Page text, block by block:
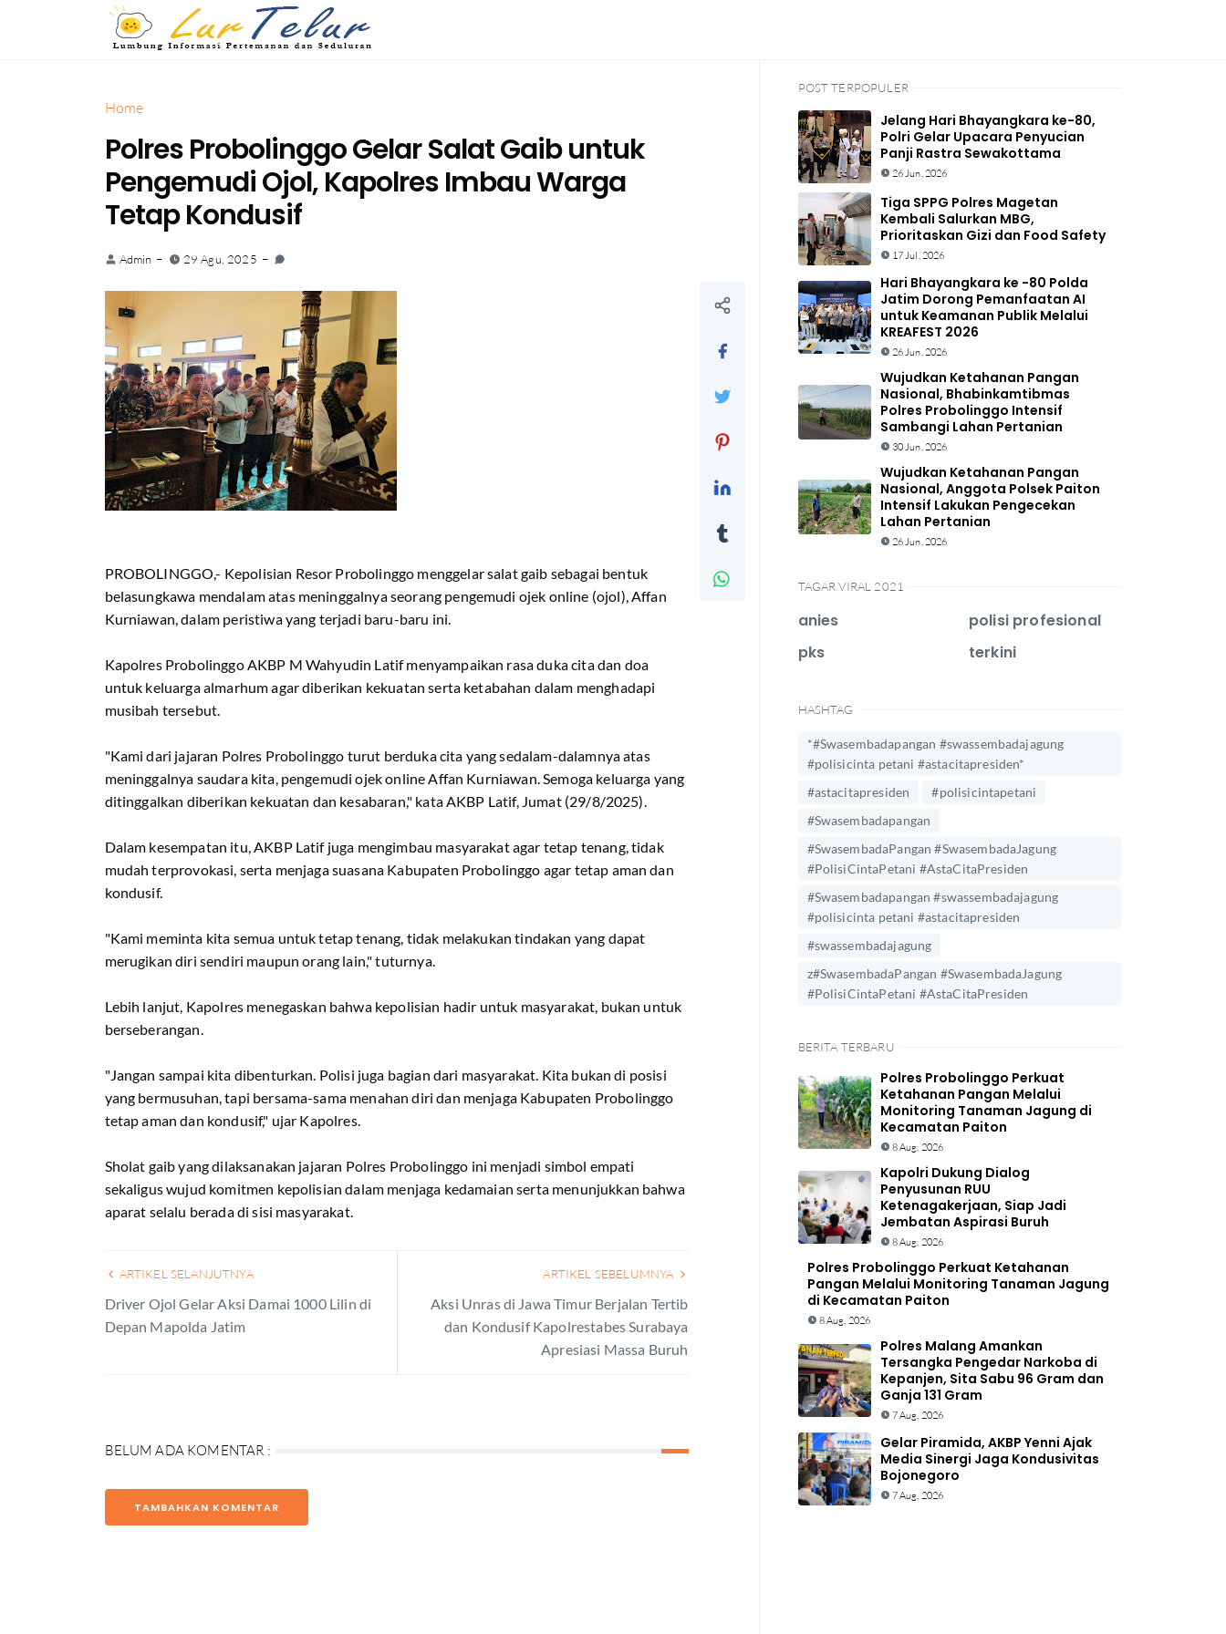
Home
Polres Probolinggo Gelar Salat Gaib untuk
Pengemudi Ojol, Kapolres Imbau Warga
Tetap Kondusif
Admin 29 Agu, 2025
PROBOLINGGO,- Kepolisian Resor Probolinggo menggelar salat gaib sebagai bentuk
belasungkawa mendalam atas meninggalnya seorang pengemudi ojek online (ojol), Affan
Kurniawan, dalam peristiwa yang terjadi baru-baru ini.
Kapolres Probolinggo AKBP M Wahyudin Latif menyampaikan rasa duka cita dan doa
untuk keluarga almarhum agar diberikan kekuatan serta ketabahan dalam menghadapi
musibah tersebut.
"Kami dari jajaran Polres Probolinggo turut berduka cita yang sedalam-dalamnya atas
meninggalnya saudara kita, pengemudi ojek online Affan Kurniawan. Semoga keluarga yang
ditinggalkan diberikan kekuatan dan kesabaran," kata AKBP Latif, Jumat (29/8/2025).
Dalam kesempatan itu, AKBP Latif juga mengimbau masyarakat agar tetap tenang, tidak
mudah terprovokasi, serta menjaga suasana Kabupaten Probolinggo agar tetap aman dan
kondusif.
"Kami meminta kita semua untuk tetap tenang, tidak melakukan tindakan yang dapat
merugikan diri sendiri maupun orang lain," tuturnya.
Lebih lanjut, Kapolres menegaskan bahwa kepolisian hadir untuk masyarakat, bukan untuk
berseberangan.
"Jangan sampai kita dibenturkan. Polisi juga bagian dari masyarakat. Kita bukan di posisi
yang bermusuhan, tapi bersama-sama menahan diri dan menjaga Kabupaten Probolinggo
tetap aman dan kondusif," ujar Kapolres.
Sholat gaib yang dilaksanakan jajaran Polres Probolinggo ini menjadi simbol empati
sekaligus wujud komitmen kepolisian dalam menjaga kedamaian serta menunjukkan bahwa
aparat selalu berada di sisi masyarakat.
ARTIKEL SELANJUTNYA
Driver Ojol Gelar Aksi Damai 1000 Lilin di
Depan Mapolda Jatim
ARTIKEL SEBELUMNYA
Aksi Unras di Jawa Timur Berjalan Tertib
dan Kondusif Kapolrestabes Surabaya
Apresiasi Massa Buruh
BELUM ADA KOMENTAR :
TAMBAHKAN KOMENTAR
POST TERPOPULER
Jelang Hari Bhayangkara ke-80,
Polri Gelar Upacara Penyucian
Panji Rastra Sewakottama
26 Jun, 2026
Tiga SPPG Polres Magetan
Kembali Salurkan MBG,
Prioritaskan Gizi dan Food Safety
17 Jul, 2026
Hari Bhayangkara ke -80 Polda
Jatim Dorong Pemanfaatan AI
untuk Keamanan Publik Melalui
KREAFEST 2026
26 Jun, 2026
Wujudkan Ketahanan Pangan
Nasional, Bhabinkamtibmas
Polres Probolinggo Intensif
Sambangi Lahan Pertanian
30 Jun, 2026
Wujudkan Ketahanan Pangan
Nasional, Anggota Polsek Paiton
Intensif Lakukan Pengecekan
Lahan Pertanian
26 Jun, 2026
TAGAR VIRAL 2021
anies
pks
polisi profesional
terkini
HASHTAG
*#Swasembadapangan #swassembadajagung
#polisicinta petani #astacitapresiden*
#astacitapresiden
#polisicintapetani
#Swasembadapangan
#SwasembadaPangan #SwasembadaJagung
#PolisiCintaPetani #AstaCitaPresiden
#Swasembadapangan #swassembadajagung
#polisicinta petani #astacitapresiden
#swassembadajagung
z#SwasembadaPangan #SwasembadaJagung
#PolisiCintaPetani #AstaCitaPresiden
BERITA TERBARU
Polres Probolinggo Perkuat
Ketahanan Pangan Melalui
Monitoring Tanaman Jagung di
Kecamatan Paiton
8 Aug, 2026
Kapolri Dukung Dialog
Penyusunan RUU
Ketenagakerjaan, Siap Jadi
Jembatan Aspirasi Buruh
8 Aug, 2026
Polres Probolinggo Perkuat Ketahanan
Pangan Melalui Monitoring Tanaman Jagung
di Kecamatan Paiton
8 Aug, 2026
Polres Malang Amankan
Tersangka Pengedar Narkoba di
Kepanjen, Sita Sabu 96 Gram dan
Ganja 131 Gram
7 Aug, 2026
Gelar Piramida, AKBP Yenni Ajak
Media Sinergi Jaga Kondusivitas
Bojonegoro
7 Aug, 2026